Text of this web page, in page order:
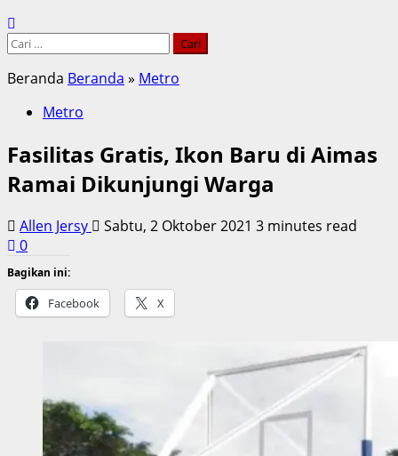
Cari
Beranda Beranda » Metro
Metro
Fasilitas Gratis, Ikon Baru di Aimas
Ramai Dikunjungi Warga
Allen Jersy Sabtu, 2 Oktober 2021 3 minutes read
0
Bagikan ini:
Facebook X